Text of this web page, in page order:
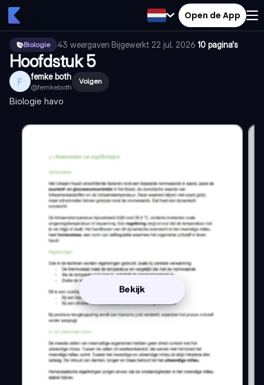
Open de App
Biologie 43 weergaven·Bijgewerkt 22 jul. 2026·10 pagina's
Hoofdstuk 5
F femke both
@femkeboth
Volgen
Biologie havo
Bekijk